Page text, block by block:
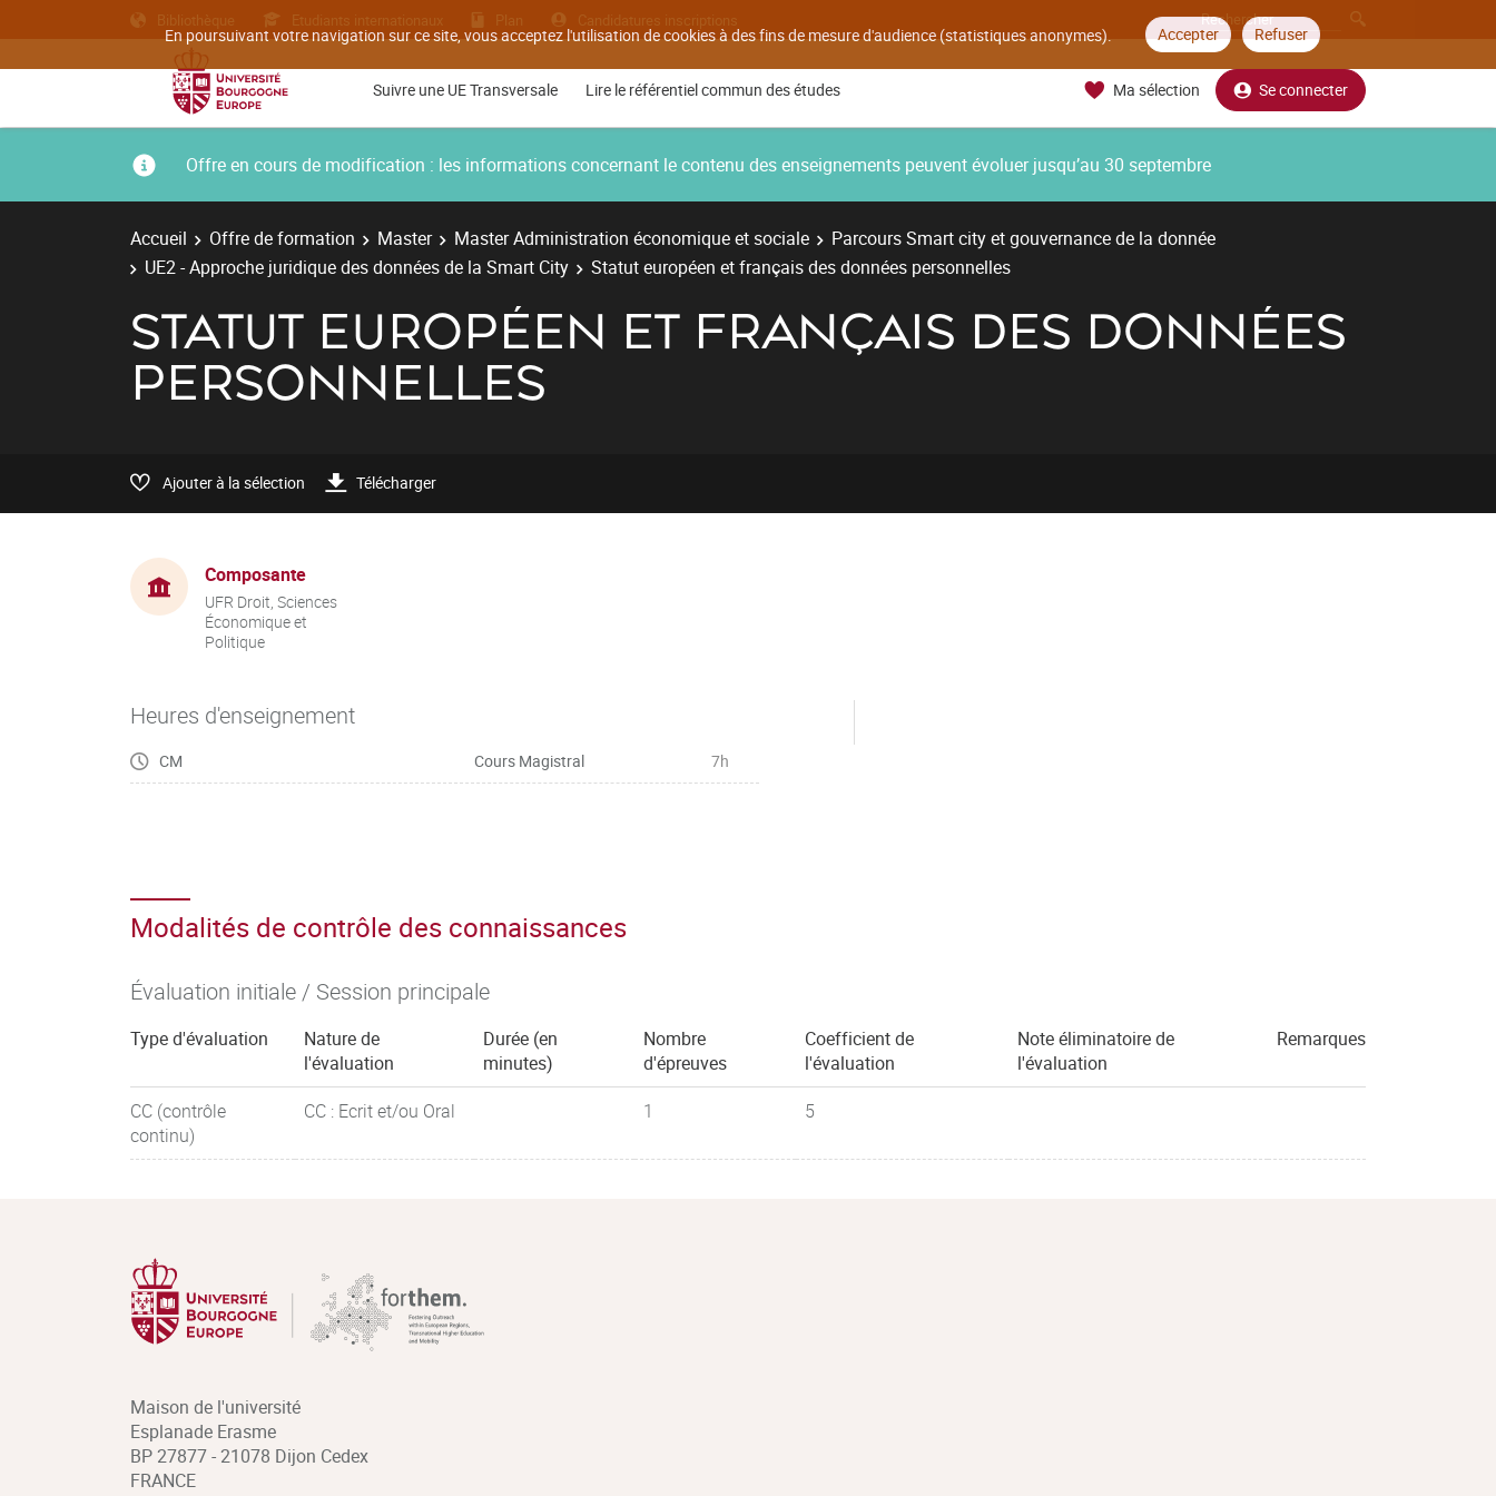
En poursuivant votre navigation sur ce site, vous acceptez l'utilisation de cookies à des fins de mesure d'audience (statistiques anonymes). Accepter Refuser
Bibliothèque Etudiants internationaux Plan Candidatures inscriptions
Suivre une UE Transversale Lire le référentiel commun des études Ma sélection Se connecter
Offre en cours de modification : les informations concernant le contenu des enseignements peuvent évoluer jusqu’au 30 septembre
Accueil Offre de formation Master Master Administration économique et sociale
Parcours Smart city et gouvernance de la donnée
UE2 - Approche juridique des données de la Smart City
Statut européen et français des données personnelles
STATUT EUROPÉEN ET FRANÇAIS DES DONNÉES
PERSONNELLES
Ajouter à la sélection Télécharger
Composante
UFR Droit, Sciences
Économique et
Politique
Heures d'enseignement
CM Cours Magistral 7h
Modalités de contrôle des connaissances
Évaluation initiale / Session principale
Type d'évaluation
Nature de
l'évaluation
Durée (en
minutes)
Nombre
d'épreuves
Coefficient de
l'évaluation
Note éliminatoire de
l'évaluation
Remarques
CC (contrôle
continu)
CC : Ecrit et/ou Oral 1 5
Maison de l'université
Esplanade Erasme
BP 27877 - 21078 Dijon Cedex
FRANCE